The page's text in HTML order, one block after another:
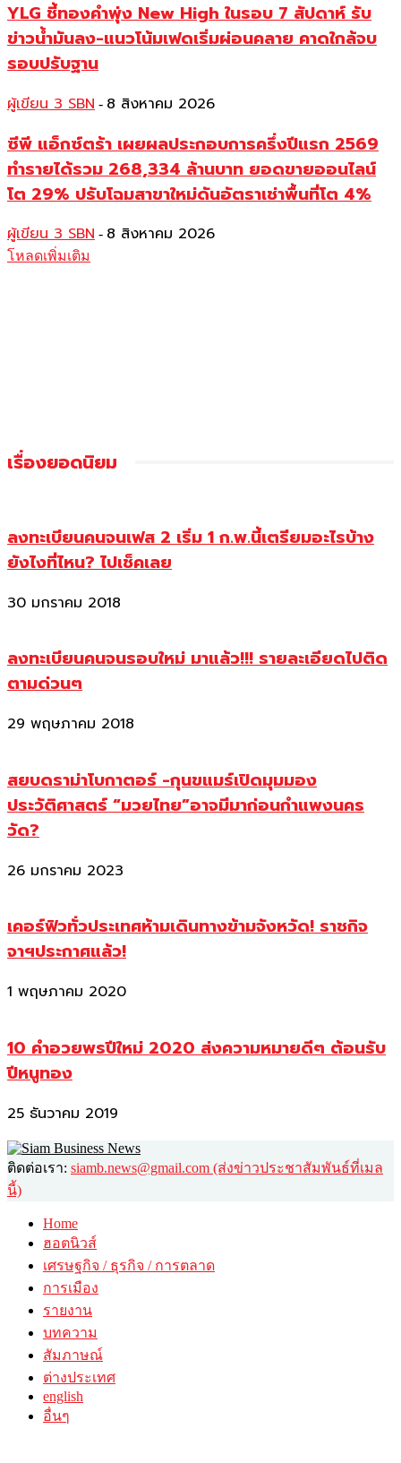
YLG ชี้ทองคำพุ่ง New High ในรอบ 7 สัปดาห์ รับ
ข่าวน้ำมันลง-แนวโน้มเฟดเริ่มผ่อนคลาย คาดใกล้จบ
รอบปรับฐาน
ผู้เขียน 3 SBN - 8 สิงหาคม 2026
ซีพี แอ็กซ์ตร้า เผยผลประกอบการครึ่งปีแรก 2569
ทำรายได้รวม 268,334 ล้านบาท ยอดขายออนไลน์
โต 29% ปรับโฉมสาขาใหม่ดันอัตราเช่าพื้นที่โต 4%
ผู้เขียน 3 SBN - 8 สิงหาคม 2026
โหลดเพิ่มเติม
เรื่องยอดนิยม
ลงทะเบียนคนจนเฟส 2 เริ่ม 1 ก.พ.นี้เตรียมอะไรบ้าง
ยังไงที่ไหน? ไปเช็คเลย
30 มกราคม 2018
ลงทะเบียนคนจนรอบใหม่ มาแล้ว!!! รายละเอียดไปติด
ตามด่วนๆ
29 พฤษภาคม 2018
สยบดราม่าโบกาตอร์ -กุนขแมร์เปิดมุมมอง
ประวัติศาสตร์ “มวยไทย”อาจมีมาก่อนกำแพงนคร
วัด?
26 มกราคม 2023
เคอร์ฟิวทั่วประเทศห้ามเดินทางข้ามจังหวัด! ราชกิจ
จาฯประกาศแล้ว!
1 พฤษภาคม 2020
10 คำอวยพรปีใหม่ 2020 ส่งความหมายดีๆ ต้อนรับ
ปีหนูทอง
25 ธันวาคม 2019
ติดต่อเรา: siamb.news@gmail.com (ส่งข่าวประชาสัมพันธ์ที่เมล
นี้)
Home
ฮอตนิวส์
เศรษฐกิจ / ธุรกิจ / การตลาด
การเมือง
รายงาน
บทความ
สัมภาษณ์
ต่างประเทศ
english
อื่นๆ